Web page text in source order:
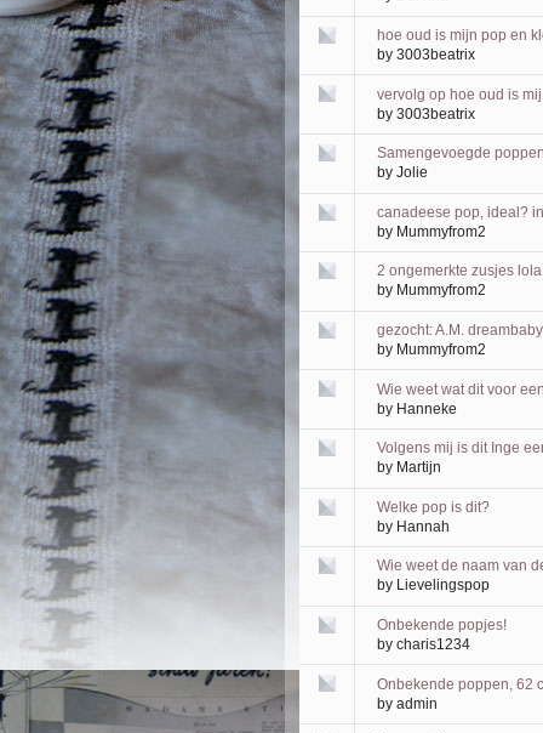
hoe oud is mijn pop en
by 3003beatrix
vervolg op hoe oud is
by 3003beatrix
Samengevoegde
by Jolie
canadeese pop, ideal?
by Mummyfrom2
2 ongemerkte zusjes
by Mummyfrom2
gezocht: A.M.
by Mummyfrom2
Wie weet wat dit voor
by Hanneke
Volgens mij is dit Inge
by Martijn
Welke pop is dit?
by Hannah
Wie weet de naam van
by Lievelingspop
Onbekende popjes!
by charis1234
Onbekende poppen, 62
by admin